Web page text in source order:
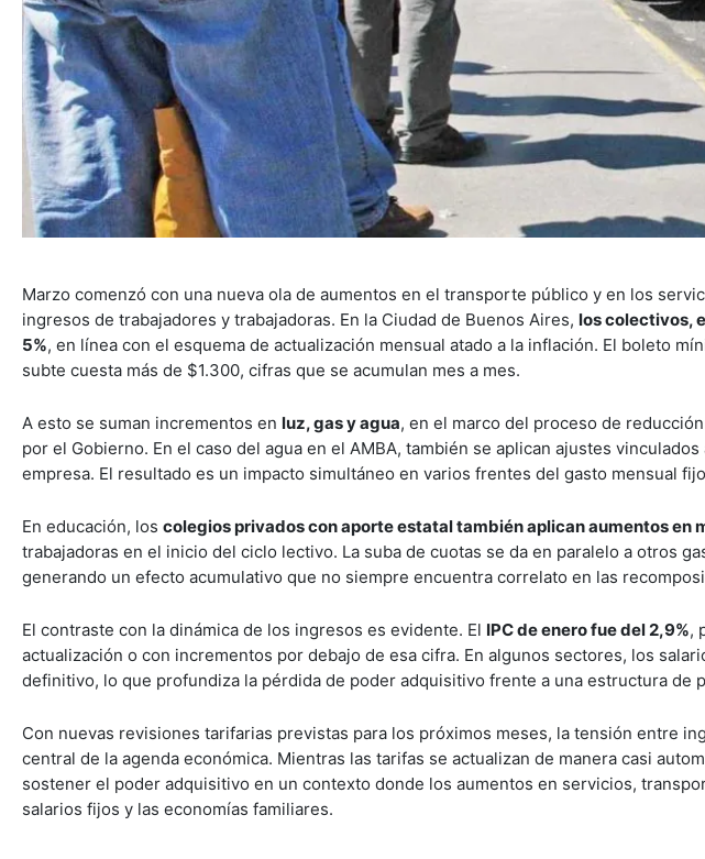
Marzo comenzó con una nueva ola de aumentos en el transporte público y en los
ingresos de trabajadores y trabajadoras. En la Ciudad de Buenos Aires, los colectivos,
5%, en línea con el esquema de actualización mensual atado a la inflación. El boleto
subte cuesta más de $1.300, cifras que se acumulan mes a mes.
A esto se suman incrementos en luz, gas y agua, en el marco del proceso de
por el Gobierno. En el caso del agua en el AMBA, también se aplican ajustes
empresa. El resultado es un impacto simultáneo en varios frentes del gasto mensual
En educación, los colegios privados con aporte estatal también aplican aumentos en
trabajadoras en el inicio del ciclo lectivo. La suba de cuotas se da en paralelo a otros
generando un efecto acumulativo que no siempre encuentra correlato en las
El contraste con la dinámica de los ingresos es evidente. El IPC de enero fue del 2,9%,
actualización o con incrementos por debajo de esa cifra. En algunos sectores, los
definitivo, lo que profundiza la pérdida de poder adquisitivo frente a una estructura de
Con nuevas revisiones tarifarias previstas para los próximos meses, la tensión entre
central de la agenda económica. Mientras las tarifas se actualizan de manera casi
sostener el poder adquisitivo en un contexto donde los aumentos en servicios,
salarios fijos y las economías familiares.